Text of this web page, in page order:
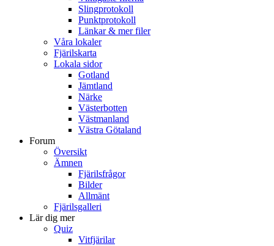
Slingprotokoll
Punktprotokoll
Länkar & mer filer
Våra lokaler
Fjärilskarta
Lokala sidor
Gotland
Jämtland
Närke
Västerbotten
Västmanland
Västra Götaland
Forum
Översikt
Ämnen
Fjärilsfrågor
Bilder
Allmänt
Fjärilsgalleri
Lär dig mer
Quiz
Vitfjärilar